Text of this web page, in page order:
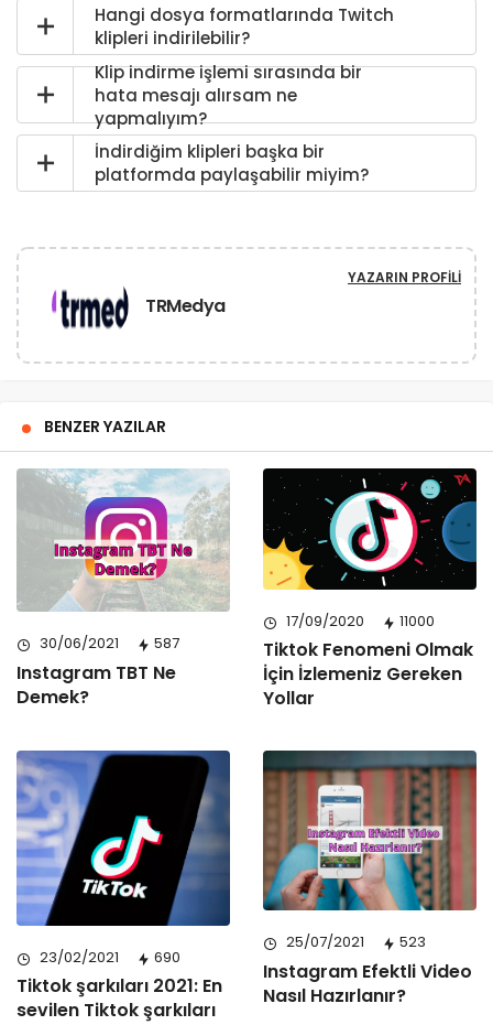
Hangi dosya formatlarında Twitch
klipleri indirilebilir?
Klip indirme işlemi sırasında bir
hata mesajı alırsam ne
yapmalıyım?
İndirdiğim klipleri başka bir
platformda paylaşabilir miyim?
TRMedya
YAZARIN PROFILI
BENZER YAZILAR
30/06/2021 587
Instagram TBT Ne
Demek?
17/09/2020 11000
Tiktok Fenomeni Olmak
İçin İzlemeniz Gereken
Yollar
23/02/2021 690
Tiktok şarkıları 2021: En
sevilen Tiktok şarkıları
25/07/2021 523
Instagram Efektli Video
Nasıl Hazırlanır?